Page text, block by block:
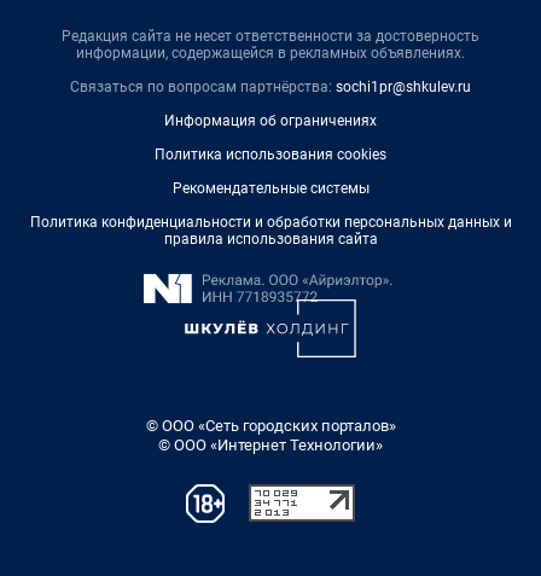
Редакция сайта не несет ответственности за достоверность
информации, содержащейся в рекламных объявлениях.
Связаться по вопросам партнёрства: sochi1pr@shkulev.ru
Информация об ограничениях
Политика использования cookies
Рекомендательные системы
Политика конфиденциальности и обработки персональных данных и
правила использования сайта
© ООО «Сеть городских порталов»
© ООО «Интернет Технологии»